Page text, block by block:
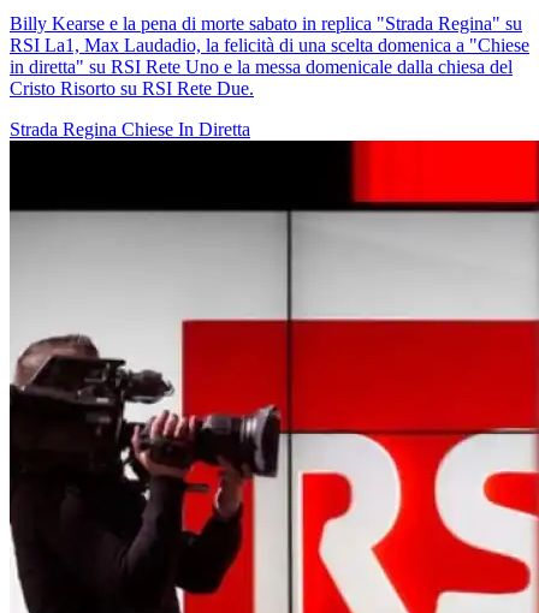
Billy Kearse e la pena di morte sabato in replica "Strada Regina" su
RSI La1, Max Laudadio, la felicità di una scelta domenica a "Chiese
in diretta" su RSI Rete Uno e la messa domenicale dalla chiesa del
Cristo Risorto su RSI Rete Due.
Strada Regina Chiese In Diretta